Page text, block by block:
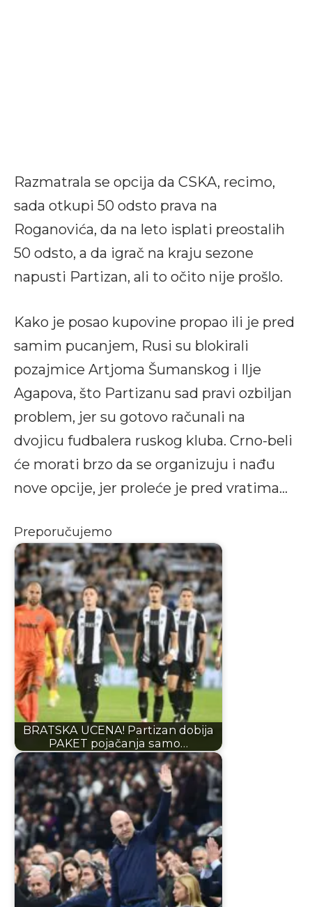
Razmatrala se opcija da CSKA, recimo,
sada otkupi 50 odsto prava na
Roganovića, da na leto isplati preostalih
50 odsto, a da igrač na kraju sezone
napusti Partizan, ali to očito nije prošlo.
Kako je posao kupovine propao ili je pred
samim pucanjem, Rusi su blokirali
pozajmice Artjoma Šumanskog i Ilje
Agapova, što Partizanu sad pravi ozbiljan
problem, jer su gotovo računali na
dvojicu fudbalera ruskog kluba. Crno-beli
će morati brzo da se organizuju i nađu
nove opcije, jer proleće je pred vratima…
Preporučujemo
BRATSKA UCENA! Partizan dobija
PAKET pojačanja samo…